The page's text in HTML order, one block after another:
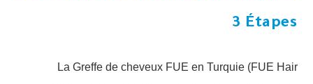
3 Étapes
La Greffe de cheveux FUE en Turquie (FUE Hair